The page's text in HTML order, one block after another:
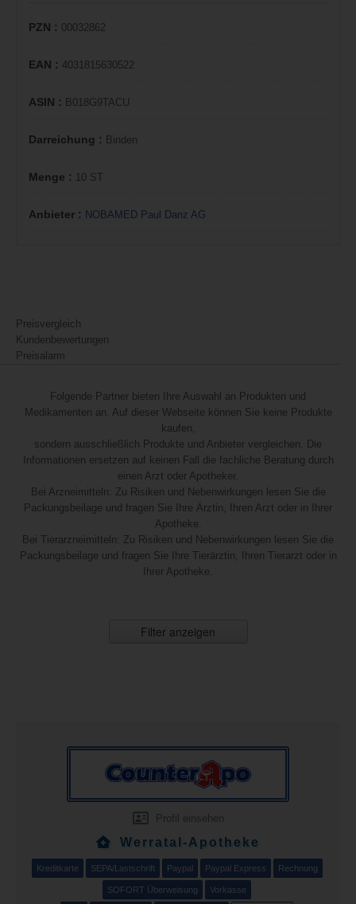
PZN : 00032862
EAN : 4031815630522
ASIN : B018G9TACU
Darreichung : Binden
Menge : 10 ST
Anbieter : NOBAMED Paul Danz AG
Preisvergleich
Kundenbewertungen
Preisalarm
Folgende Partner bieten Ihre Auswahl an Produkten und
Medikamenten an. Auf dieser Webseite können Sie keine Produkte
kaufen,
sondern ausschließlich Produkte und Anbieter vergleichen. Die
Informationen ersetzen auf keinen Fall die fachliche Beratung durch
einen Arzt oder Apotheker.
Bei Arzneimitteln: Zu Risiken und Nebenwirkungen lesen Sie die
Packungsbeilage und fragen Sie Ihre Ärztin, Ihren Arzt oder in Ihrer
Apotheke.
Bei Tierarzneimitteln: Zu Risiken und Nebenwirkungen lesen Sie die
Packungsbeilage und fragen Sie Ihre Tierärztin, Ihren Tierarzt oder in
Ihrer Apotheke.
Filter anzeigen
Profil einsehen
Werratal-Apotheke
Kreditkarte SEPA/Lastschrift Paypal Paypal Express Rechnung
SOFORT Überweisung Vorkasse